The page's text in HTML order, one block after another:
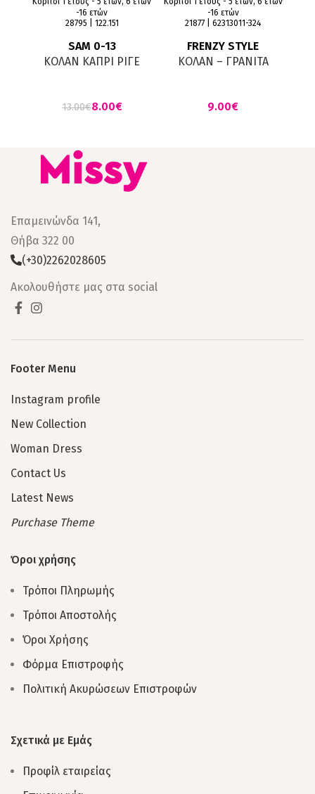
-16 ετών
28795 | 122.151
SAM 0-13
ΚΟΛΑΝ ΚΑΠΡΙ ΡΙΓΕ
13.00€8.00€
-16 ετών
21877 | 62313011-324
FRENZY STYLE
ΚΟΛΑΝ – ΓΡΑΝΙΤΑ
€
Επαμεινώνδα 141,
Θήβα 322 00
(+30)2262028605
Ακολουθήστε μας στα social
Footer Menu
Instagram profile
New Collection
Woman Dress
Contact Us
Latest News
Purchase Theme
Όροι χρήσης
Τρόποι Πληρωμής
Τρόποι Αποστολής
Όροι Χρήσης
Φόρμα Επιστροφής
Πολιτική Ακυρώσεων Επιστροφών
Σχετικά με Εμάς
Προφίλ εταιρείας